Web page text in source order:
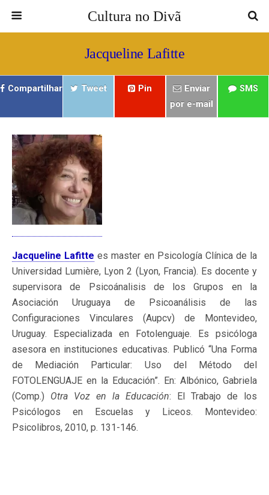
Cultura no Divã
Jacqueline Lafitte
Compartilhar Tweet Pin
Enviar
por e-mail
SMS
Jacqueline Lafitte es master en Psicología Clínica de la
Universidad Lumière, Lyon 2 (Lyon, Francia). Es docente y
supervisora de Psicoánalisis de los Grupos en la
Asociación Uruguaya de Psicoanálisis de las
Configuraciones Vinculares (Aupcv) de Montevideo,
Uruguay. Especializada en Fotolenguaje. Es psicóloga
asesora en instituciones educativas. Publicó “Una Forma
de Mediación Particular: Uso del Método del
FOTOLENGUAJE en la Educación”. En: Albónico, Gabriela
(Comp.) Otra Voz en la Educación: El Trabajo de los
Psicólogos en Escuelas y Liceos. Montevideo:
Psicolibros, 2010, p. 131-146.